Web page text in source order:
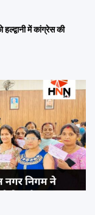
में कांग्रेस की